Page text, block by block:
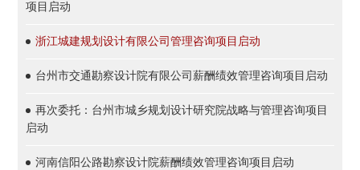
项目启动
浙江城建规划设计有限公司管理咨询项目启动
台州市交通勘察设计院有限公司薪酬绩效管理咨询项目启动
再次委托：台州市城乡规划设计研究院战略与管理咨询项目
启动
河南信阳公路勘察设计院薪酬绩效管理咨询项目启动